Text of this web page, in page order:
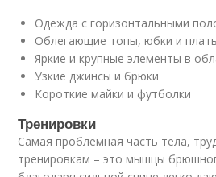
Одежда с горизонтальными
Облегающие топы, юбки и
Яркие и крупные элементы в
Узкие джинсы и брюки
Короткие майки и футболки
Тренировки
Самая проблемная часть тела,
тренировкам – это мышцы